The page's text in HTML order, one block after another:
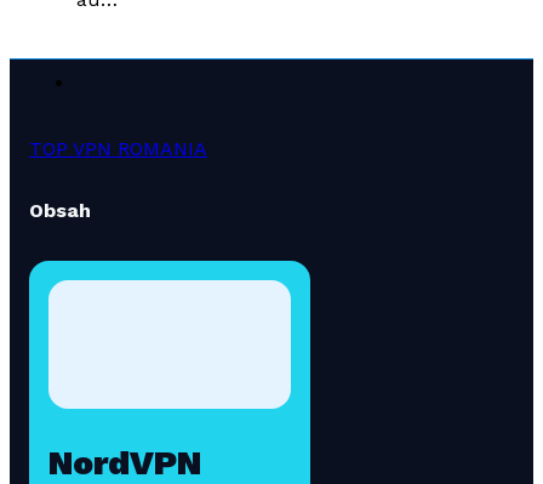
TOP VPN ROMANIA
Obsah
NordVPN